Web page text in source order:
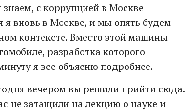
с коррупцией в Москве
я вновь в Москве, и мы опять будем
контексте. Вместо этой машины —
разработка которого
я все объясню подробнее.
вечером вы решили прийти сюда.
не затащили на лекцию о науке и